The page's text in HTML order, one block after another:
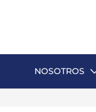
NOSOTROS